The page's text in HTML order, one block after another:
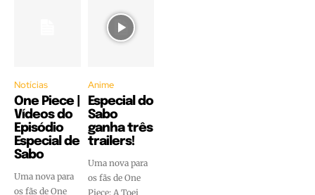
Notícias
One Piece |
Vídeos do
Episódio
Especial de
Sabo
Uma nova para
os fãs de One
Anime
Especial do
Sabo
ganha três
trailers!
Uma nova para
os fãs de One
Piece: A Toei